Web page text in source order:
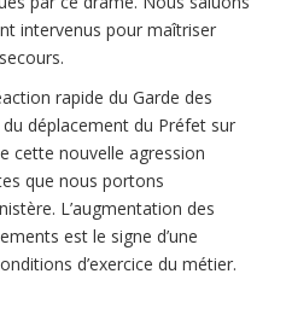
intervenus pour maîtriser
rapide du Garde des
déplacement du Préfet sur
cette nouvelle agression
que nous portons
L’augmentation des
est le signe d’une
d’exercice du métier.